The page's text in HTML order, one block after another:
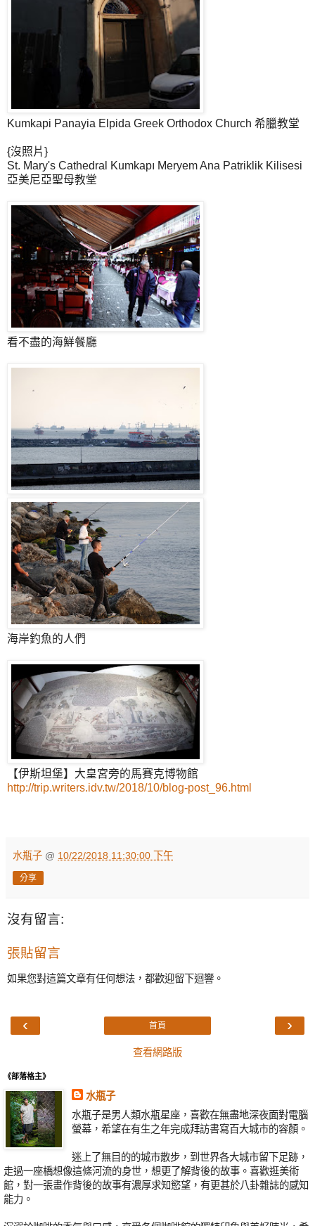
Kumkapi Panayia Elpida Greek Orthodox Church 希臘教堂
{沒照片}
St. Mary's Cathedral Kumkapı Meryem Ana Patriklik Kilisesi
亞美尼亞聖母教堂
看不盡的海鮮餐廳
海岸釣魚的人們
【伊斯坦堡】大皇宮旁的馬賽克博物館
http://trip.writers.idv.tw/2018/10/blog-post_96.html
水瓶子 @ 10/22/2018 11:30:00 下午
分享
沒有留言:
張貼留言
如果您對這篇文章有任何想法，都歡迎留下迴響。
‹ ›
首頁
查看網路版
《部落格主》
水瓶子
水瓶子是男人類水瓶星座，喜歡在無盡地深夜面對電腦
螢幕，希望在有生之年完成拜訪書寫百大城市的容顏。
迷上了無目的的城市散步，到世界各大城市留下足跡，
走過一座橋想像這條河流的身世，想更了解背後的故事。喜歡逛美術
館，對一張畫作背後的故事有濃厚求知慾望，有更甚於八卦雜誌的感知
能力。